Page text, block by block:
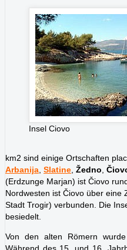
Insel Ciovo
km2 sind einige Ortschaften
Arbanija Slatine Žedno
(Erdzunge Marjan) ist Čiovo
Nordwesten ist Čiovo über eine
Stadt Trogir) verbunden. Die
besiedelt.
Von den alten Römern